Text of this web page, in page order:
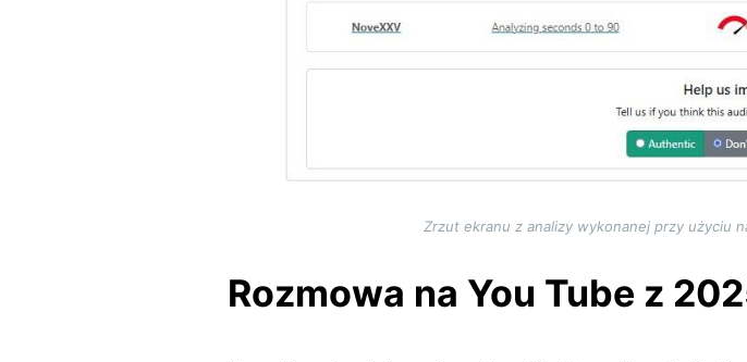
Zrzut ekranu z analizy wykonanej przy użyciu
Rozmowa na You Tube z